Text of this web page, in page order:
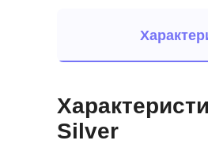
Silver